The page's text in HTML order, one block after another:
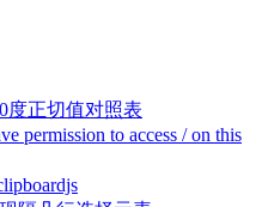
度正切值对照表
permission to access / on this